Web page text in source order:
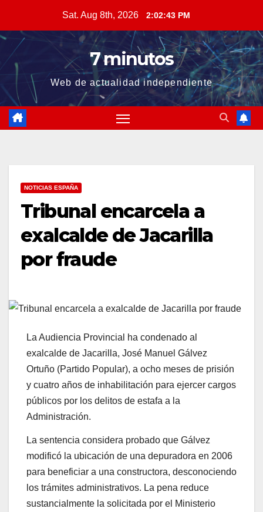
content
Sat. Aug 8th, 2026 2:02:44 PM
7 minutos
Web de actualidad independiente
NOTICIAS ESPAÑA
Tribunal encarcela a
exalcalde de Jacarilla
por fraude
La Audiencia Provincial ha condenado al
exalcalde de Jacarilla, José Manuel Gálvez
Ortuño (Partido Popular), a ocho meses de prisión
y cuatro años de inhabilitación para ejercer cargos
públicos por los delitos de estafa a la
Administración.
La sentencia considera probado que Gálvez
modificó la ubicación de una depuradora en 2006
para beneficiar a una constructora, desconociendo
los trámites administrativos. La pena reduce
sustancialmente la solicitada por el Ministerio